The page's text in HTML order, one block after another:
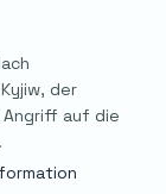
der
Angriff auf die